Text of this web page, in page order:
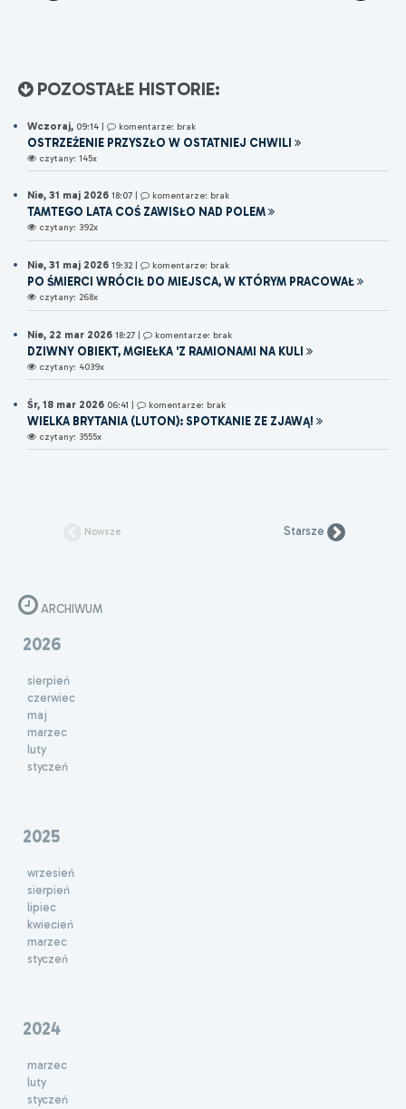
POZOSTAŁE HISTORIE:
Wczoraj, 09:14 | komentarze: brak
OSTRZEŻENIE PRZYSZŁO W OSTATNIEJ CHWILI
czytany: 145x
Nie, 31 maj 2026 18:07 komentarze: brak
TAMTEGO LATA COŚ ZAWISŁO NAD POLEM
czytany: 392x
Nie, 31 maj 2026 19:32 komentarze: brak
PO ŚMIERCI WRÓCIŁ DO MIEJSCA, W KTÓRYM PRACOWAŁ
czytany: 268x
Nie, 22 mar 2026 18:27 | komentarze: brak
DZIWNY OBIEKT, MGIEŁKA 'Z RAMIONAMI NA KULI
czytany: 4039x
Śr, 18 mar 2026 06:41 | komentarze: brak
WIELKA BRYTANIA (LUTON): SPOTKANIE ZE ZJAWĄ!
czytany: 3555x
Nowsze Starsze
ARCHIWUM
2026
sierpień
czerwiec
maj
marzec
luty
styczeń
2025
wrzesień
sierpień
lipiec
kwiecień
marzec
styczeń
2024
marzec
luty
styczeń